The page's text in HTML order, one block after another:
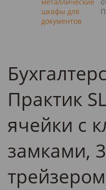
шкафы для
документов
Практик
ячейки с
замками,
трейзером